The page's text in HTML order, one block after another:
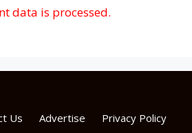
data is processed.
Us Advertise Privacy Policy